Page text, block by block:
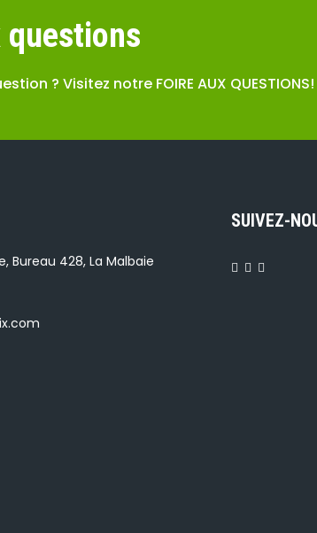
questions
? Visitez notre FOIRE AUX QUESTIONS!
Bureau 428, La Malbaie
SUIVEZ-